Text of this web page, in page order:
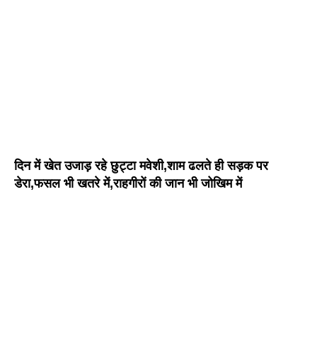
दिन में खेत उजाड़ रहे छुट्टा मवेशी,शाम ढलते ही सड़क पर
डेरा,फसल भी खतरे में,राहगीरों की जान भी जोखिम में